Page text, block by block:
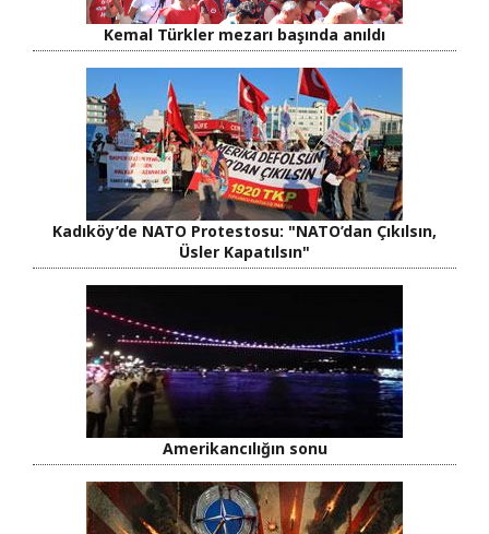
Kemal Türkler mezarı başında anıldı
Kadıköy’de NATO Protestosu: "NATO’dan Çıkılsın,
Üsler Kapatılsın"
Amerikancılığın sonu